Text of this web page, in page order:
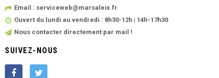
Email : serviceweb@marsaleix.fr
Ouvert du lundi au vendredi : 8h30-12h | 14h-17h30
Nous contacter directement par mail !
SUIVEZ-NOUS